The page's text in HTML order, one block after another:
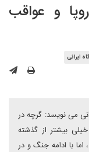
و عواقب
ایرانی
می نویسد: گرچه در
خیلی بیشتر از گذشته
با ادامه جنگ و در